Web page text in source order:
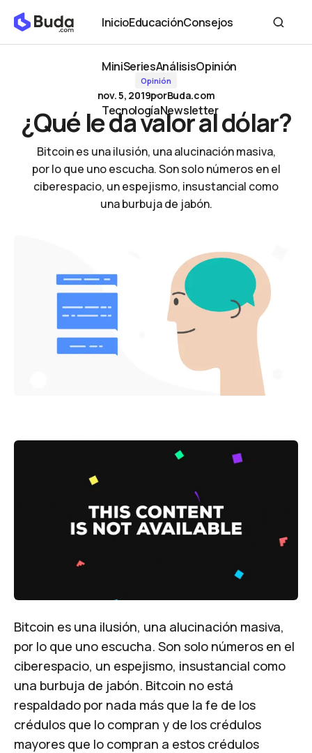
Inicio
Inicio
Educación
Educación
Consejos
Consejos
MiniSeries
MiniSeries
Análisis
Análisis
Opinión
Tecnología
Tecnología
Newsletter
Newsletter
¿Qué le da valor al dólar?
Opinión
nov. 5, 2019porBuda.com
¿Qué le da valor al dólar?
Bitcoin es una ilusión, una alucinación masiva,
por lo que uno escucha. Son solo números en el
ciberespacio, un espejismo, insustancial como
una burbuja de jabón.
Bitcoin es una ilusión, una alucinación masiva,
por lo que uno escucha. Son solo números en el
ciberespacio, un espejismo, insustancial como
una burbuja de jabón. Bitcoin no está
respaldado por nada más que la fe de los
crédulos que lo compran y de los crédulos
mayores que lo compran a estos crédulos